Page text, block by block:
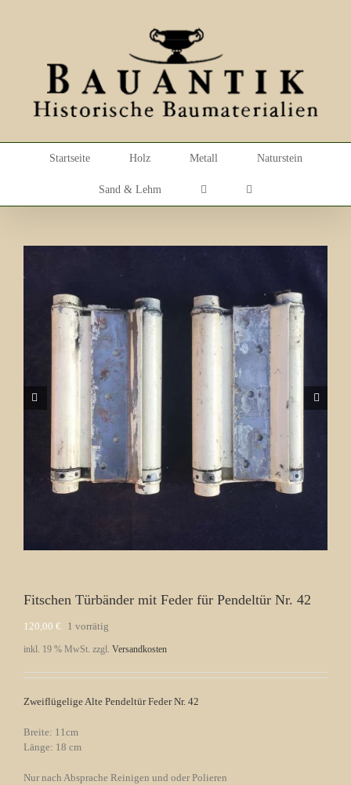
Startseite Holz Metall Naturstein
Sand & Lehm
Fitschen Türbänder mit Feder für Pendeltür Nr. 42
120,00 € 1 vorrätig
inkl. 19 % MwSt. zzgl. Versandkosten
Zweiflügelige Alte Pendeltür Feder Nr. 42
Breite: 11cm
Länge: 18 cm
Nur nach Absprache Reinigen und oder Polieren